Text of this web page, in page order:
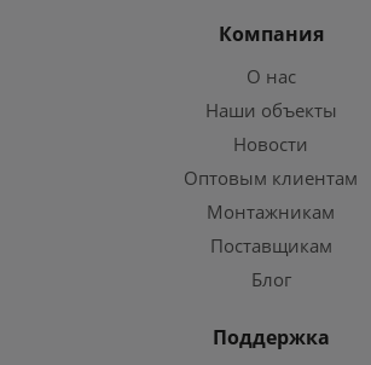
Компания
О нас
Наши объекты
Новости
Оптовым клиентам
Монтажникам
Поставщикам
Блог
Поддержка